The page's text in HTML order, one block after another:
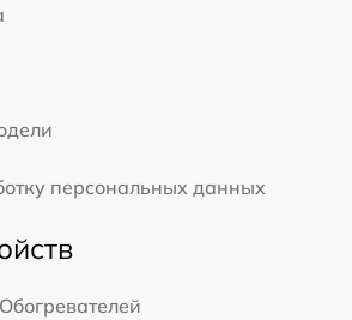
персональных данных
Обогревателей